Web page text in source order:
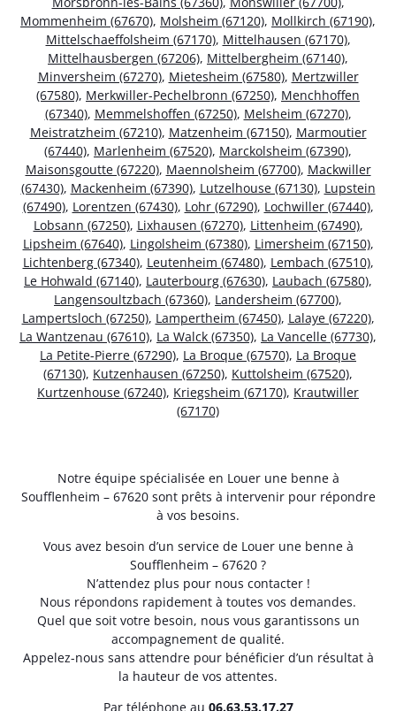
Mommenheim (67670), Molsheim (67120), Mollkirch (67190),
Mittelschaeffolsheim (67170), Mittelhausen (67170),
Mittelhausbergen (67206), Mittelbergheim (67140),
Minversheim (67270), Mietesheim (67580), Mertzwiller
(67580), Merkwiller-Pechelbronn (67250), Menchhoffen
(67340), Memmelshoffen (67250), Melsheim (67270),
Meistratzheim (67210), Matzenheim (67150), Marmoutier
(67440), Marlenheim (67520), Marckolsheim (67390),
Maisonsgoutte (67220), Maennolsheim (67700), Mackwiller
(67430), Mackenheim (67390), Lutzelhouse (67130), Lupstein
(67490), Lorentzen (67430), Lohr (67290), Lochwiller (67440),
Lobsann (67250), Lixhausen (67270), Littenheim (67490),
Lipsheim (67640), Lingolsheim (67380), Limersheim (67150),
Lichtenberg (67340), Leutenheim (67480), Lembach (67510),
Le Hohwald (67140), Lauterbourg (67630), Laubach (67580),
Langensoultzbach (67360), Landersheim (67700),
Lampertsloch (67250), Lampertheim (67450), Lalaye (67220),
La Wantzenau (67610), La Walck (67350), La Vancelle (67730),
La Petite-Pierre (67290), La Broque (67570), La Broque
(67130), Kutzenhausen (67250), Kuttolsheim (67520),
Kurtzenhouse (67240), Kriegsheim (67170), Krautwiller
(67170)
Notre équipe spécialisée en Louer une benne à
Soufflenheim – 67620 sont prêts à intervenir pour répondre
à vos besoins.
Vous avez besoin d’un service de Louer une benne à
Soufflenheim – 67620 ?
N’attendez plus pour nous contacter !
Nous répondons rapidement à toutes vos demandes.
Quel que soit votre besoin, nous vous garantissons un
accompagnement de qualité.
Appelez-nous sans attendre pour bénéficier d’un résultat à
la hauteur de vos attentes.
Par téléphone au 06.63.53.17.27